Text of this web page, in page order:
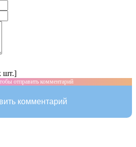
шт.]
отправить комментарий
комментарий